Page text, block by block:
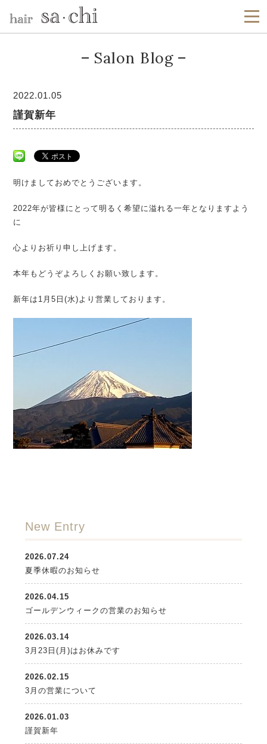
Salon Blog
2022.01.05
謹賀新年
明けましておめでとうございます。
2022年が皆様にとって明るく希望に溢れる一年となりますよう
に
心よりお祈り申し上げます。
本年もどうぞよろしくお願い致します。
新年は1月5日(水)より営業しております。
New Entry
2026.07.24
夏季休暇のお知らせ
2026.04.15
ゴールデンウィークの営業のお知らせ
2026.03.14
3月23日(月)はお休みです
2026.02.15
3月の営業について
2026.01.03
謹賀新年